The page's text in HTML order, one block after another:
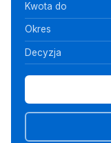
Kwota do
Okres
Decyzja